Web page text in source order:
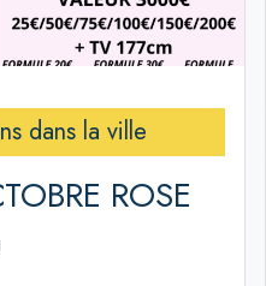
dans la ville
ROSE